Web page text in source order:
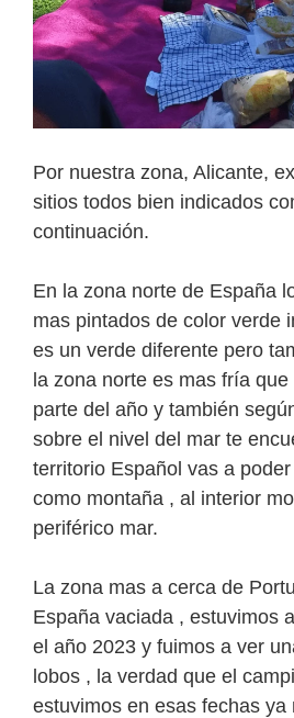
Por nuestra zona, Alicante,
sitios todos bien indicados
continuación.
En la zona norte de España
mas pintados de color verde
es un verde diferente pero
la zona norte es mas fría
parte del año y también
sobre el nivel del mar te
territorio Español vas a
como montaña , al interior
periférico mar.
La zona mas a cerca de
España vaciada , estuvimos
el año 2023 y fuimos a ver
lobos , la verdad que el
estuvimos en esas fechas ya